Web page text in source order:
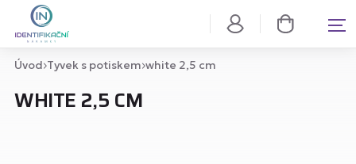
Úvod Tyvek s potiskem white 2,5 cm
WHITE 2,5 CM